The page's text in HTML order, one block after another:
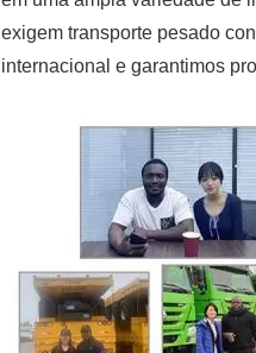
exigem transporte pesado
internacional e garantimos